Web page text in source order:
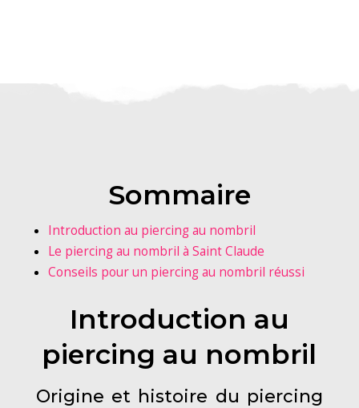
Sommaire
Introduction au piercing au nombril
Le piercing au nombril à Saint Claude
Conseils pour un piercing au nombril réussi
Introduction au
piercing au nombril
Origine et histoire du piercing